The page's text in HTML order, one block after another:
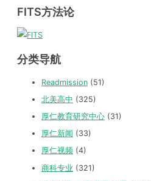
FITS方法论
分类导航
Readmission (51)
北美高中 (325)
厚仁教育研究中心 (31)
厚仁新闻 (33)
厚仁视频 (4)
商科专业 (321)